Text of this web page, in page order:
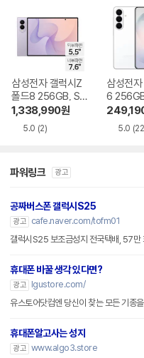
삼성전자 갤럭시Z
폴드8 256GB, SK
T 기기변경 완납
1,338,990원
5.0 (2)
삼성전
6
기변경
5.0
파워링크 광고
공짜버스폰 갤럭시S25
광고
cafe.naver.com/tofm01
갤럭시S25 보조금성지 전국택배, 57만
휴대폰 바꿀 생각 있다면?
광고
lgustore.com/
유스토어닷컴엔 당신이 찾는 모든 기종
휴대폰알고사는 성지
광고 www.algo3.store